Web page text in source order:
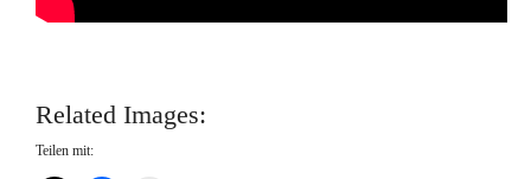
Related Images:
Teilen mit: